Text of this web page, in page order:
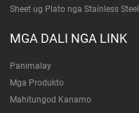
Sheet ug Plato nga Stainless Steel
MGA DALI NGA LINK
Panimalay
Mga Produkto
Mahitungod Kanamo